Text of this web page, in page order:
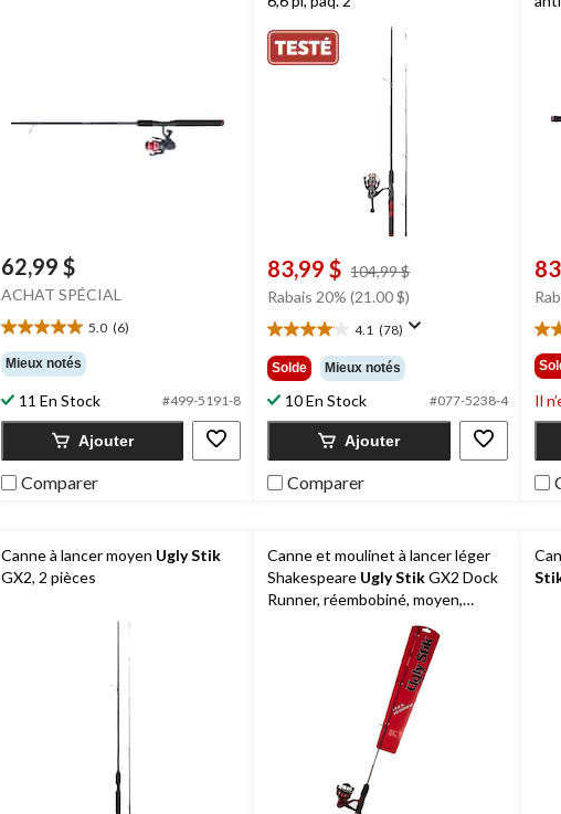
62,99 $
ACHAT SPÉCIAL
5.0 (6)
5.0
étoile(s)
sur
5.
6
évaluations
Mieux notés
11 En Stock #499-5191-8
Ajouter
Comparer
83,99 $ 104,99 $
Rabais 20% (21.00 $)
4.1 (78)
4.1
étoile(s)
sur
5.
78
évaluations
Solde Mieux notés
10 En Stock #077-5238-4
Ajouter
Comparer
4.4
sur
5.
29
Il
Canne à lancer moyen Ugly Stik
GX2, 2 pièces
Canne et moulinet à lancer léger
Shakespeare Ugly StikGX2 Dock
Runner, réembobiné, moyen,